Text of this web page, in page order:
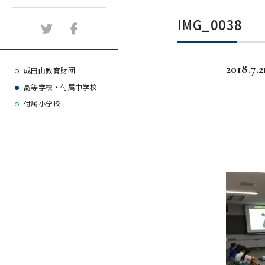
施設紹介
よくある質問
大学等合格実績
成田山教育財団
高等学校・付属中学校
付属小学校
IMG_0038